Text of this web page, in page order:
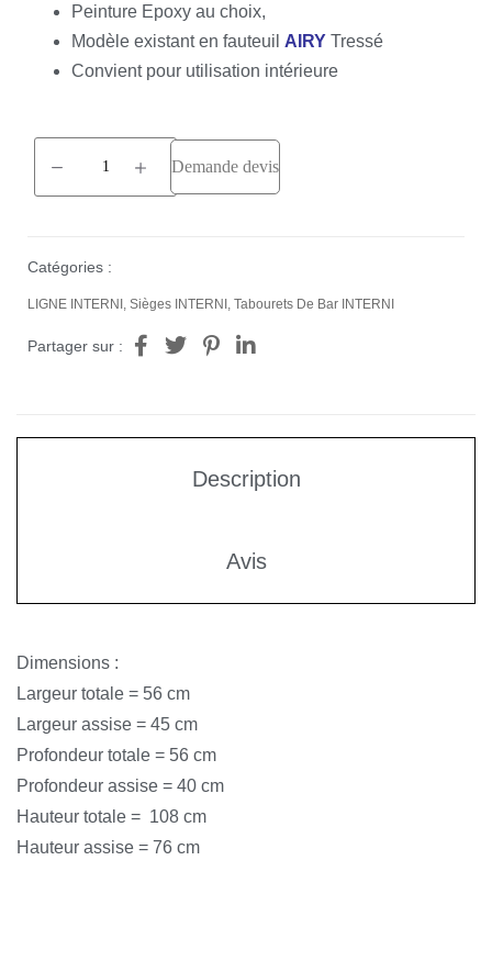
Peinture Epoxy au choix,
Modèle existant en fauteuil AIRY Tressé
Convient pour utilisation intérieure
Demande devis
Catégories :
LIGNE INTERNI Sièges INTERNI Tabourets De Bar INTERNI
Partager sur :
Description
Avis
Dimensions :
Largeur totale = 56 cm
Largeur assise = 45 cm
Profondeur totale = 56 cm
Profondeur assise = 40 cm
Hauteur totale = 108 cm
Hauteur assise = 76 cm